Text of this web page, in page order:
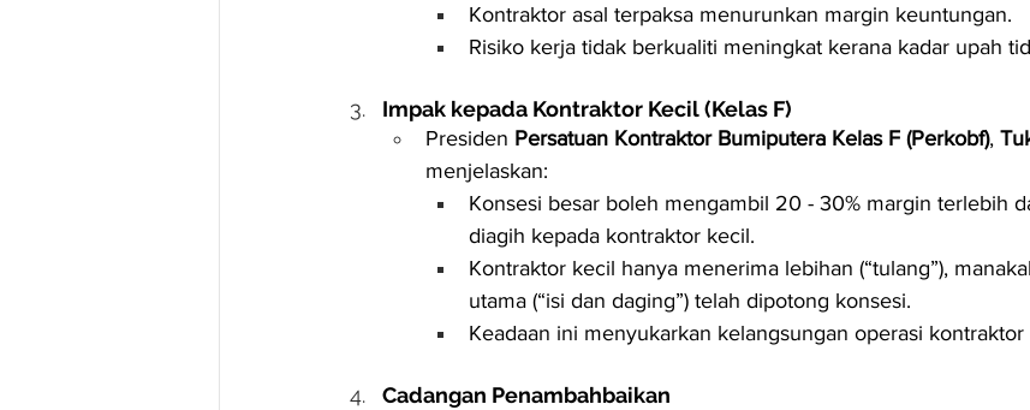
Kontraktor asal terpaksa menurunkan margin keuntungan.
Risiko kerja tidak berkualiti meningkat kerana kadar upah
Impak kepada Kontraktor Kecil (Kelas F)
Presiden Persatuan Kontraktor Bumiputera Kelas F (Perkobf),
menjelaskan:
Konsesi besar boleh mengambil 20 - 30% margin terlebih
diagih kepada kontraktor kecil.
Kontraktor kecil hanya menerima lebihan (“tulang”),
utama (“isi dan daging”) telah dipotong konsesi.
Keadaan ini menyukarkan kelangsungan operasi
Cadangan Penambahbaikan